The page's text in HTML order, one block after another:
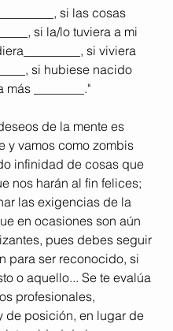
si las cosas
si la/lo tuviera a mi
si viviera
si hubiese nacido
más ________."
de la mente es
y vamos como zombis
infinidad de cosas que
nos harán al fin felices;
las exigencias de la
en ocasiones son aún
pues debes seguir
para ser reconocido, si
o aquello... Se te evalúa
profesionales,
de posición, en lugar de